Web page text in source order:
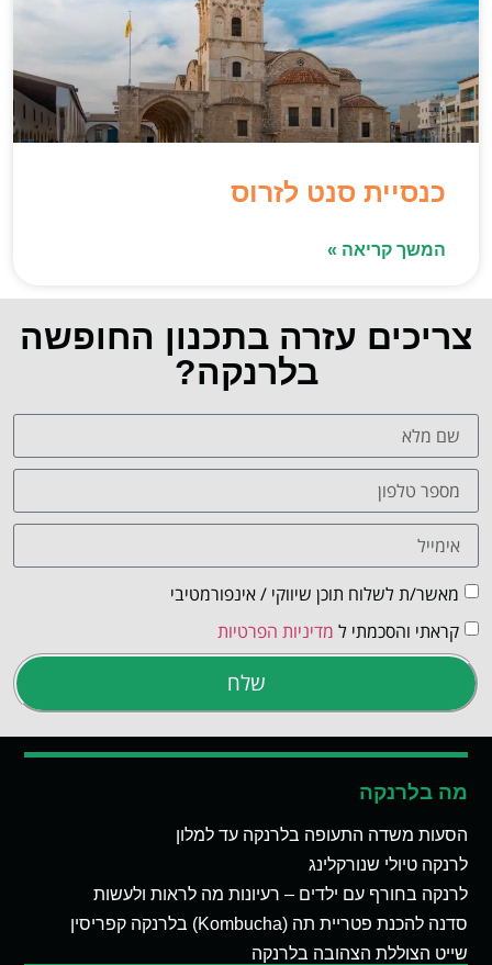
כנסיית סנט לזרוס
המשך קריאה »
צריכים עזרה בתכנון החופשה
בלרנקה?
מאשר/ת לשלוח תוכן שיווקי / אינפורמטיבי
קראתי והסכמתי ל מדיניות הפרטיות
שלח
מה בלרנקה
הסעות משדה התעופה בלרנקה עד למלון
לרנקה טיולי שנורקלינג
לרנקה בחורף עם ילדים – רעיונות מה לראות ולעשות
סדנה להכנת פטריית תה (Kombucha) בלרנקה קפריסין
שייט הצוללת הצהובה בלרנקה